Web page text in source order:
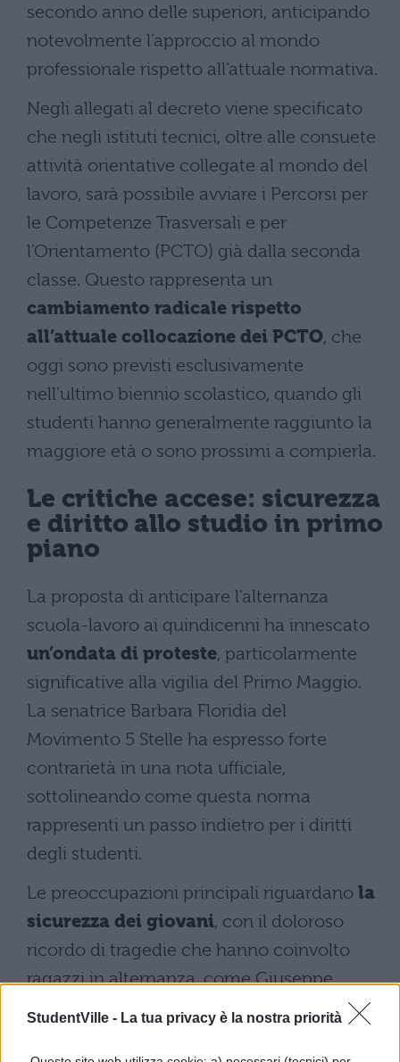
StudentVille - La tua privacy è la nostra priorità
secondo anno delle superiori, anticipando
notevolmente l’approccio al mondo
professionale rispetto all’attuale normativa.
Negli allegati al decreto viene specificato
che negli istituti tecnici, oltre alle consuete
attività orientative collegate al mondo del
lavoro, sarà possibile avviare i Percorsi per
le Competenze Trasversali e per
l’Orientamento (PCTO) già dalla seconda
classe. Questo rappresenta un
cambiamento radicale rispetto
all’attuale collocazione dei PCTO, che
oggi sono previsti esclusivamente
nell’ultimo biennio scolastico, quando gli
studenti hanno generalmente raggiunto la
maggiore età o sono prossimi a compierla.
Le critiche accese: sicurezza
e diritto allo studio in primo
piano
La proposta di anticipare l’alternanza
scuola-lavoro ai quindicenni ha innescato
un’ondata di proteste, particolarmente
significative alla vigilia del Primo Maggio.
La senatrice Barbara Floridia del
Movimento 5 Stelle ha espresso forte
contrarietà in una nota ufficiale,
sottolineando come questa norma
rappresenti un passo indietro per i diritti
degli studenti.
Le preoccupazioni principali riguardano la
sicurezza dei giovani, con il doloroso
ricordo di tragedie che hanno coinvolto
ragazzi in alternanza, come Giuseppe
Lenoci e Lorenzo Parelli, ancora vivide nella